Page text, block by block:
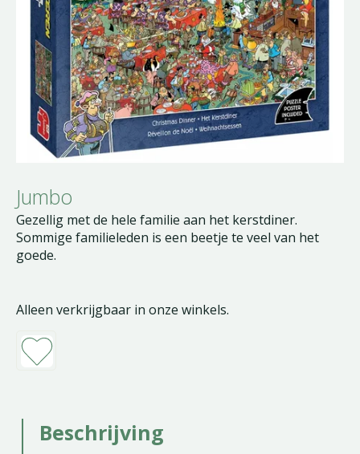
Jumbo
Gezellig met de hele familie aan het kerstdiner.
Sommige familieleden is een beetje te veel van het
goede.
Alleen verkrijgbaar in onze winkels.
Beschrijving